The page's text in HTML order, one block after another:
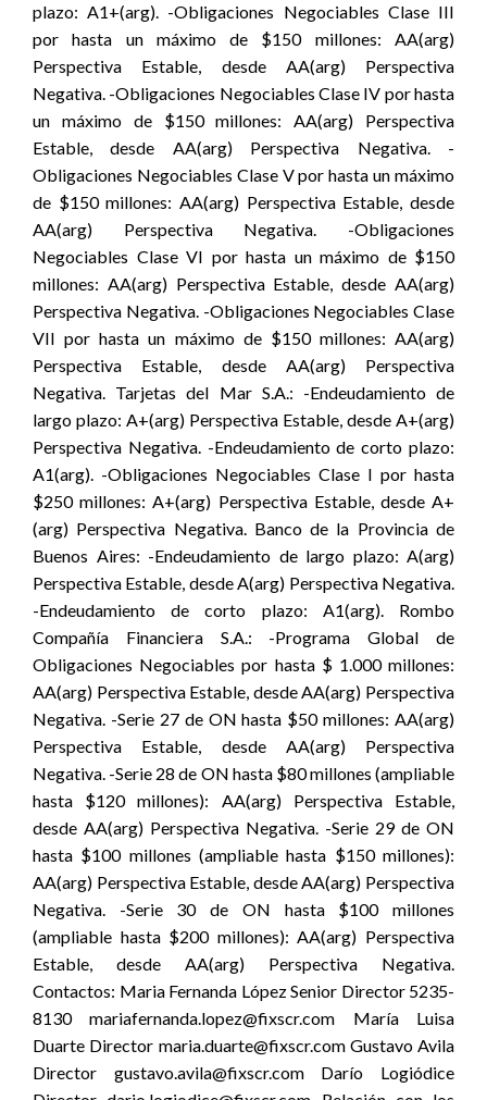
plazo: A1+(arg). -Obligaciones Negociables Clase III
por hasta un máximo de $150 millones: AA(arg)
Perspectiva Estable, desde AA(arg) Perspectiva
Negativa. -Obligaciones Negociables Clase IV por hasta
un máximo de $150 millones: AA(arg) Perspectiva
Estable, desde AA(arg) Perspectiva Negativa. -
Obligaciones Negociables Clase V por hasta un máximo
de $150 millones: AA(arg) Perspectiva Estable, desde
AA(arg) Perspectiva Negativa. -Obligaciones
Negociables Clase VI por hasta un máximo de $150
millones: AA(arg) Perspectiva Estable, desde AA(arg)
Perspectiva Negativa. -Obligaciones Negociables Clase
VII por hasta un máximo de $150 millones: AA(arg)
Perspectiva Estable, desde AA(arg) Perspectiva
Negativa. Tarjetas del Mar S.A.: -Endeudamiento de
largo plazo: A+(arg) Perspectiva Estable, desde A+(arg)
Perspectiva Negativa. -Endeudamiento de corto plazo:
A1(arg). -Obligaciones Negociables Clase I por hasta
$250 millones: A+(arg) Perspectiva Estable, desde A+
(arg) Perspectiva Negativa. Banco de la Provincia de
Buenos Aires: -Endeudamiento de largo plazo: A(arg)
Perspectiva Estable, desde A(arg) Perspectiva Negativa.
-Endeudamiento de corto plazo: A1(arg). Rombo
Compañía Financiera S.A.: -Programa Global de
Obligaciones Negociables por hasta $ 1.000 millones:
AA(arg) Perspectiva Estable, desde AA(arg) Perspectiva
Negativa. -Serie 27 de ON hasta $50 millones: AA(arg)
Perspectiva Estable, desde AA(arg) Perspectiva
Negativa. -Serie 28 de ON hasta $80 millones (ampliable
hasta $120 millones): AA(arg) Perspectiva Estable,
desde AA(arg) Perspectiva Negativa. -Serie 29 de ON
hasta $100 millones (ampliable hasta $150 millones):
AA(arg) Perspectiva Estable, desde AA(arg) Perspectiva
Negativa. -Serie 30 de ON hasta $100 millones
(ampliable hasta $200 millones): AA(arg) Perspectiva
Estable, desde AA(arg) Perspectiva Negativa.
Contactos: Maria Fernanda López Senior Director 5235-
8130 mariafernanda.lopez@fixscr.com María Luisa
Duarte Director maria.duarte@fixscr.com Gustavo Avila
Director gustavo.avila@fixscr.com Darío Logiódice